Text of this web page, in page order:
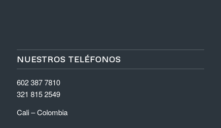
NUESTROS TELÉFONOS
602 387 7810
321 815 2549
Cali – Colombia